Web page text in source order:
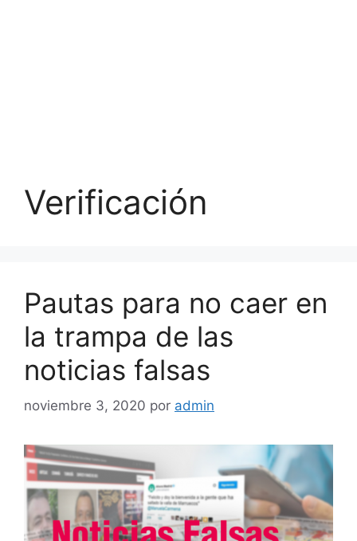
Verificación
Pautas para no caer en
la trampa de las
noticias falsas
noviembre 3, 2020 por admin